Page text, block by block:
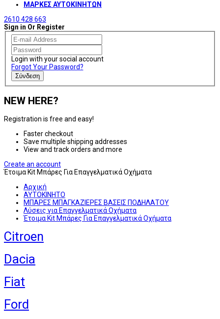
ΜΑΡΚΕΣ ΑΥΤΟΚΙΝΗΤΩΝ
2610 428 663
Sign in Or Register
Login with your social account
Forgot Your Password?
Σύνδεση
NEW HERE?
Registration is free and easy!
Faster checkout
Save multiple shipping addresses
View and track orders and more
Create an account
Έτοιμα Kit Μπάρες Για Επαγγελματικά Οχήματα
Αρχική
ΑΥΤΟΚΙΝΗΤΟ
ΜΠΑΡΕΣ ΜΠΑΓΚΑΖΙΕΡΕΣ ΒΑΣΕΙΣ ΠΟΔΗΛΑΤΟΥ
Λύσεις για Επαγγελματικά Οχήματα
Έτοιμα Kit Μπάρες Για Επαγγελματικά Οχήματα
Citroen
Dacia
Fiat
Ford